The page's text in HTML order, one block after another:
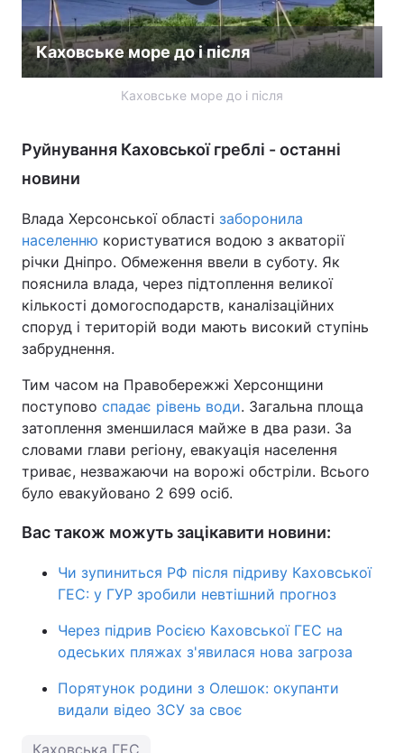
Каховське море до і після
Каховське море до і після
Руйнування Каховської греблі - останні
новини
Влада Херсонської області заборонила
населенню користуватися водою з акваторії
річки Дніпро. Обмеження ввели в суботу. Як
пояснила влада, через підтоплення великої
кількості домогосподарств, каналізаційних
споруд і територій води мають високий ступінь
забруднення.
Тим часом на Правобережжі Херсонщини
поступово спадає рівень води. Загальна площа
затоплення зменшилася майже в два рази. За
словами глави регіону, евакуація населення
триває, незважаючи на ворожі обстріли. Всього
було евакуйовано 2 699 осіб.
Вас також можуть зацікавити новини:
Чи зупиниться РФ після підриву Каховської
ГЕС: у ГУР зробили невтішний прогноз
Через підрив Росією Каховської ГЕС на
одеських пляжах з'явилася нова загроза
Порятунок родини з Олешок: окупанти
видали відео ЗСУ за своє
Каховська ГЕС